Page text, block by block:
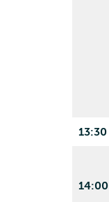
13:30
14:00